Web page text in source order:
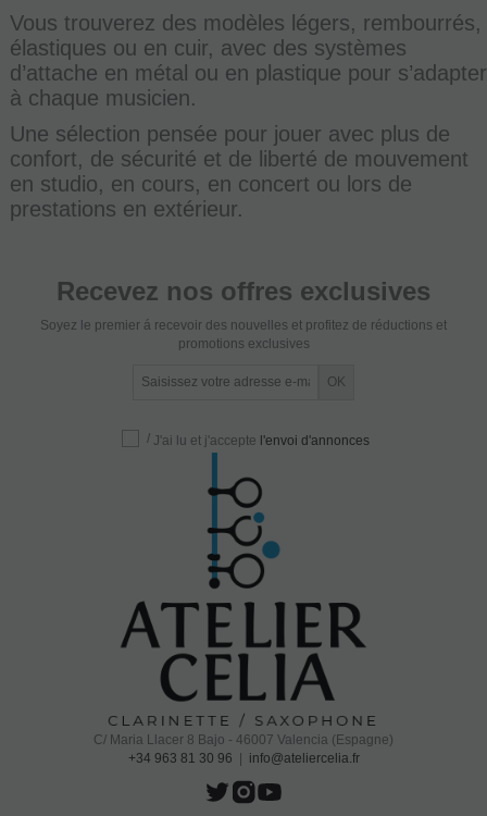
Vous trouverez des modèles légers, rembourrés,
élastiques ou en cuir, avec des systèmes
d’attache en métal ou en plastique pour s’adapter
à chaque musicien.
Une sélection pensée pour jouer avec plus de
confort, de sécurité et de liberté de mouvement
en studio, en cours, en concert ou lors de
prestations en extérieur.
Recevez nos offres exclusives
Soyez le premier á recevoir des nouvelles et profitez de réductions et
promotions exclusives
/ J'ai lu et j'accepte l'envoi d'annonces
C/ Maria Llacer 8 Bajo - 46007 Valencia (Espagne)
+34 963 81 30 96
info@ateliercelia.fr